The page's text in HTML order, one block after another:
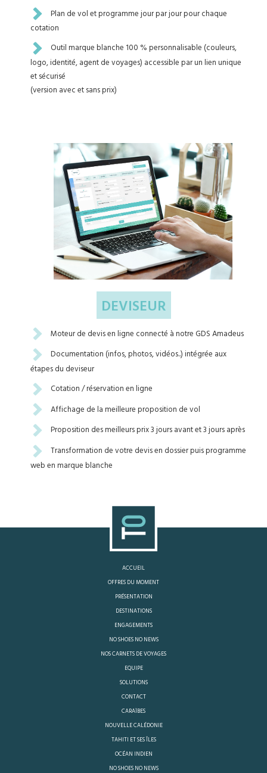
Plan de vol et programme jour par jour pour chaque
cotation
Outil marque blanche 100 % personnalisable (couleurs,
logo, identité, agent de voyages) accessible par un lien unique
et sécurisé
(version avec et sans prix)
DEVISEUR
Moteur de devis en ligne connecté à notre GDS Amadeus
Documentation (infos, photos, vidéos..) intégrée aux
étapes du deviseur
Cotation / réservation en ligne
Affichage de la meilleure proposition de vol
Proposition des meilleurs prix 3 jours avant et 3 jours après
Transformation de votre devis en dossier puis programme
web en marque blanche
ACCUEIL
OFFRES DU MOMENT
PRÉSENTATION
DESTINATIONS
ENGAGEMENTS
NO SHOES NO NEWS
NOS CARNETS DE VOYAGES
EQUIPE
SOLUTIONS
CONTACT
CARAÏBES
NOUVELLE CALÉDONIE
TAHITI ET SES ÎLES
OCÉAN INDIEN
NO SHOES NO NEWS